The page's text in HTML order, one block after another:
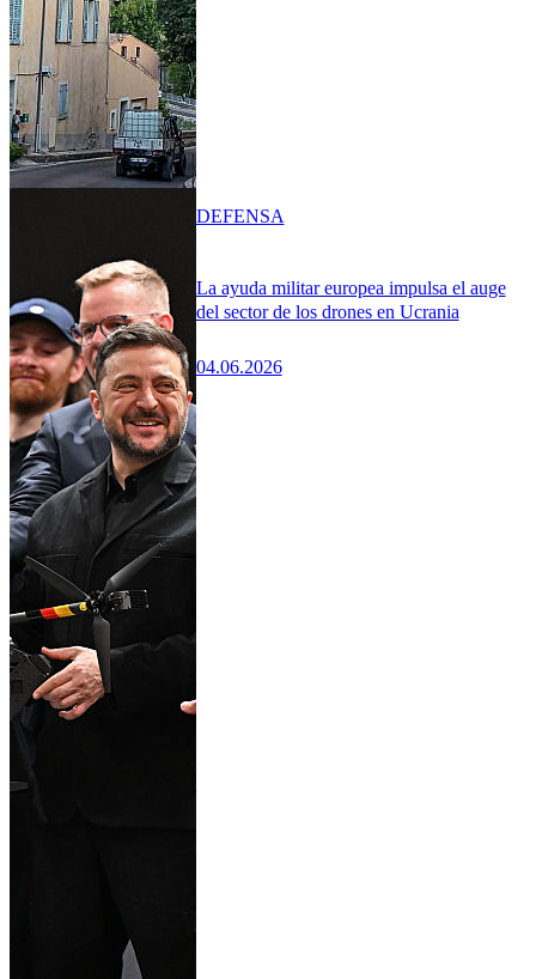
La ayuda militar europea impulsa el auge
del sector de los drones en Ucrania
04.06.2026
DEFENSA